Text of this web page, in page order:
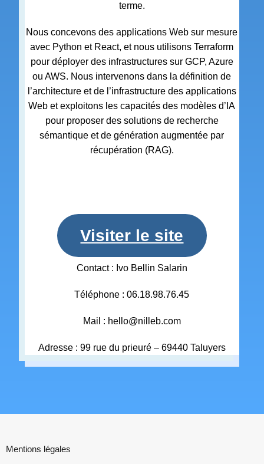
terme.
Nous concevons des applications Web sur mesure
avec Python et React, et nous utilisons Terraform
pour déployer des infrastructures sur GCP, Azure
ou AWS. Nous intervenons dans la définition de
l’architecture et de l’infrastructure des applications
Web et exploitons les capacités des modèles d’IA
pour proposer des solutions de recherche
sémantique et de génération augmentée par
récupération (RAG).
Visiter le site
Contact : Ivo Bellin Salarin
Téléphone : 06.18.98.76.45
Mail : hello@nilleb.com
Adresse : 99 rue du prieuré – 69440 Taluyers
Mentions légales